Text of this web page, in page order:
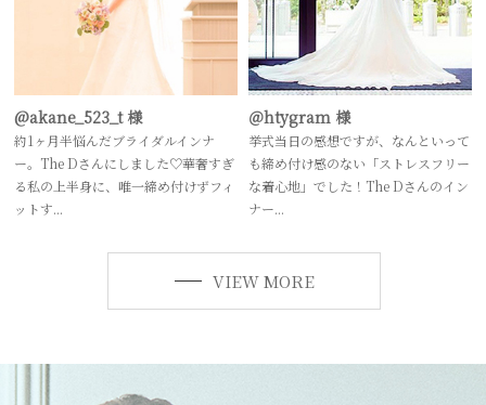
@akane_523_t 様
約1ヶ月半悩んだブライダルインナ
ー。The Dさんにしました♡華奢すぎ
る私の上半身に、唯一締め付けずフィ
ットす...
＠htygram 様
挙式当日の感想ですが、なんといって
も締め付け感のない「ストレスフリー
な着心地」でした！The Dさんのイン
ナー...
VIEW MORE